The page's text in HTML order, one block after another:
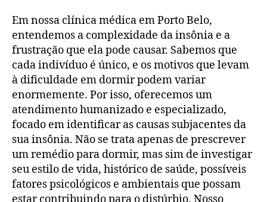
Em nossa clínica médica em Porto Belo,
entendemos a complexidade da insônia e a
frustração que ela pode causar. Sabemos que
cada indivíduo é único, e os motivos que levam
à dificuldade em dormir podem variar
enormemente. Por isso, oferecemos um
atendimento humanizado e especializado,
focado em identificar as causas subjacentes da
sua insônia. Não se trata apenas de prescrever
um remédio para dormir, mas sim de investigar
seu estilo de vida, histórico de saúde, possíveis
fatores psicológicos e ambientais que possam